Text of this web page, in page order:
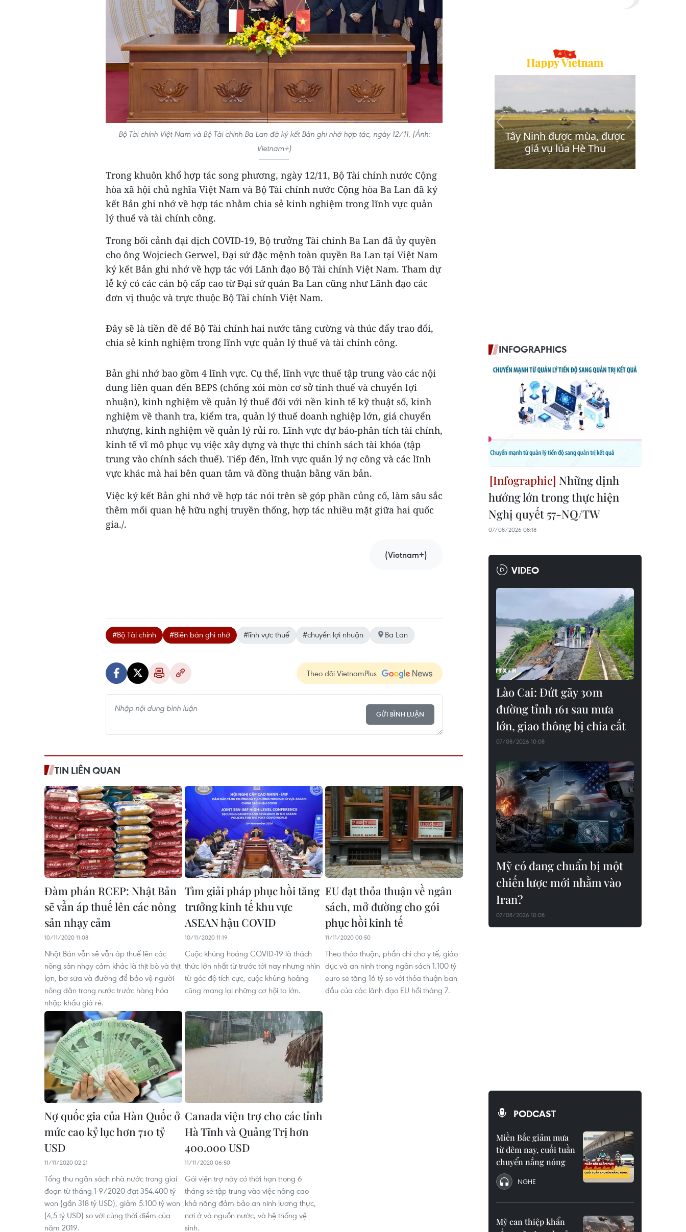
Bộ Tài chính Việt Nam và Bộ Tài chính Ba Lan đã ký kết Bản ghi nhớ hợp tác, ngày 12/11. (Ảnh:
Vietnam+)
Trong khuôn khổ hợp tác song phương, ngày 12/11, Bộ Tài chính nước Cộng
hòa xã hội chủ nghĩa Việt Nam và Bộ Tài chính nước Cộng hòa Ba Lan đã ký
kết Bản ghi nhớ về hợp tác nhằm chia sẻ kinh nghiệm trong lĩnh vực quản
lý thuế và tài chính công.
Trong bối cảnh đại dịch COVID-19, Bộ trưởng Tài chính Ba Lan đã ủy quyền
cho ông Wojciech Gerwel, Đại sứ đặc mệnh toàn quyền Ba Lan tại Việt Nam
ký kết Bản ghi nhớ về hợp tác với Lãnh đạo Bộ Tài chính Việt Nam. Tham dự
lễ ký có các cán bộ cấp cao từ Đại sứ quán Ba Lan cũng như Lãnh đạo các
đơn vị thuộc và trực thuộc Bộ Tài chính Việt Nam.
Đây sẽ là tiền đề để Bộ Tài chính hai nước tăng cường và thúc đẩy trao đổi,
chia sẻ kinh nghiệm trong lĩnh vực quản lý thuế và tài chính công.
Bản ghi nhớ bao gồm 4 lĩnh vực. Cụ thể, lĩnh vực thuế tập trung vào các nội
dung liên quan đến BEPS (chống xói mòn cơ sở tính thuế và chuyển lợi
nhuận), kinh nghiệm về quản lý thuế đối với nền kinh tế kỹ thuật số, kinh
nghiệm về thanh tra, kiểm tra, quản lý thuế doanh nghiệp lớn, giá chuyển
nhượng, kinh nghiệm về quản lý rủi ro. Lĩnh vực dự báo-phân tích tài chính,
kinh tế vĩ mô phục vụ việc xây dựng và thực thi chính sách tài khóa (tập
trung vào chính sách thuế). Tiếp đến, lĩnh vực quản lý nợ công và các lĩnh
vực khác mà hai bên quan tâm và đồng thuận bằng văn bản.
Việc ký kết Bản ghi nhớ về hợp tác nói trên sẽ góp phần củng cố, làm sâu sắc
thêm mối quan hệ hữu nghị truyền thống, hợp tác nhiều mặt giữa hai quốc
gia./.
(Vietnam+)
#Bộ Tài chính #Biên bản ghi nhớ #lĩnh vực thuế #chuyển lợi nhuận Ba Lan
Theo dõi VietnamPlus
GỬI BÌNH LUẬN
TIN LIÊN QUAN
Đàm phán RCEP: Nhật Bản
sẽ vẫn áp thuế lên các nông
sản nhạy cảm
10/11/2020 11:08
Nhật Bản vẫn sẽ vẫn áp thuế lên các
nông sản nhạy cảm khác là thịt bò và thịt
lợn, bơ sữa và đường để bảo vệ người
nông dân trong nước trước hàng hóa
nhập khẩu giá rẻ.
Tìm giải pháp phục hồi tăng
trưởng kinh tế khu vực
ASEAN hậu COVID
10/11/2020 11:19
Cuộc khủng hoảng COVID-19 là thách
thức lớn nhất từ trước tới nay nhưng nhìn
từ góc độ tích cực, cuộc khủng hoảng
cũng mang lại những cơ hội to lớn.
EU đạt thỏa thuận về ngân
sách, mở đường cho gói
phục hồi kinh tế
11/11/2020 00:50
Theo thỏa thuận, phần chi cho y tế, giáo
dục và an ninh trong ngân sách 1.100 tỷ
euro sẽ tăng 16 tỷ so với thỏa thuận ban
đầu của các lãnh đạo EU hồi tháng 7.
Nợ quốc gia của Hàn Quốc ở
mức cao kỷ lục hơn 710 tỷ
USD
11/11/2020 02:21
Tổng thu ngân sách nhà nước trong giai
đoạn từ tháng 1-9/2020 đạt 354.400 tỷ
won (gần 318 tỷ USD), giảm 5.100 tỷ won
(4,5 tỷ USD) so với cùng thời điểm của
năm 2019.
Canada viện trợ cho các tỉnh
Hà Tĩnh và Quảng Trị hơn
400.000 USD
11/11/2020 06:50
Gói viện trợ này có thời hạn trong 6
tháng sẽ tập trung vào việc nâng cao
khả năng đảm bảo an ninh lương thực,
nơi ở và nguồn nước, và hệ thống vệ
sinh.
INFOGRAPHICS
Những định
hướng lớn trong thực hiện
Nghị quyết 57-NQ/TW
07/08/2026 08:18
VIDEO
Lào Cai: Đứt gãy 30m
đường tỉnh 161 sau mưa
lớn, giao thông bị chia cắt
07/08/2026 10:08
Mỹ có đang chuẩn bị một
chiến lược mới nhằm vào
Iran?
07/08/2026 10:08
PODCAST
Miền Bắc giảm mưa
từ đêm nay, cuối tuần
chuyển nắng nóng
NGHE
Mỹ can thiệp khẩn